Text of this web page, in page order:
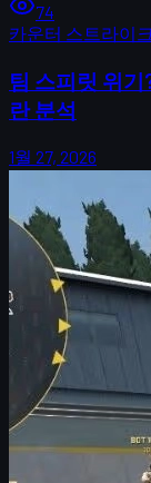
74
카운터 스트라이
팀 스피릿 위기
란 분석
1월 27, 2026